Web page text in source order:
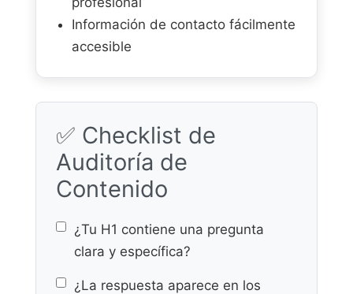
Información de contacto fácilmente
accesible
✅ Checklist de
Auditoría de
Contenido
¿Tu H1 contiene una pregunta
clara y específica?
¿La respuesta aparece en los